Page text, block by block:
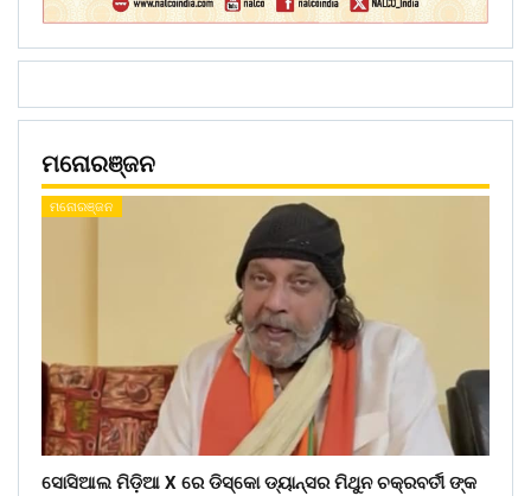
ମନୋରଞ୍ଜନ
ମନୋରଞ୍ଜନ
ସୋସିଆଲ ମିଡ଼ିଆ X ରେ ଡିସ୍କୋ ଡ୍ୟାନ୍ସର ମିଥୁନ ଚକ୍ରବର୍ତୀ ଙ୍କ